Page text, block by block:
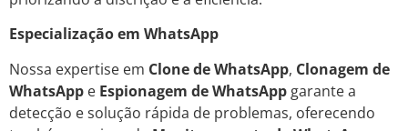
Especialização em WhatsApp
Nossa expertise em Clone de WhatsApp, Clonagem de
WhatsApp e Espionagem de WhatsApp garante a
detecção e solução rápida de problemas, oferecendo